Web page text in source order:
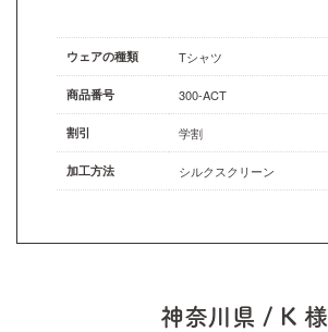
ウェアの種類 Tシャツ
商品番号 300-ACT
割引 学割
加工方法 シルクスクリーン
神奈川県 / K 様